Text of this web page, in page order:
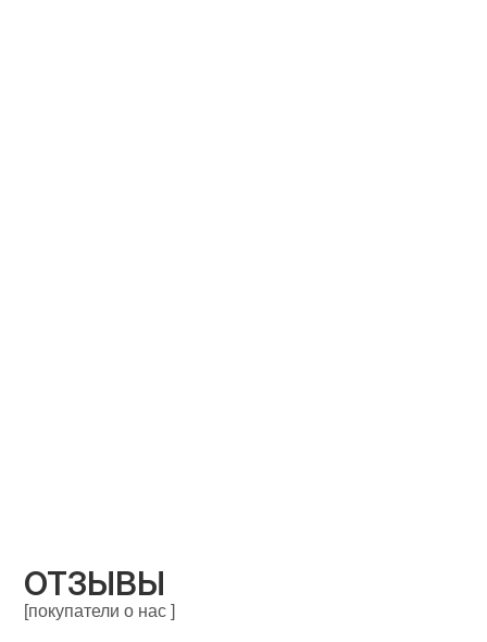
ОТЗЫВЫ
[покупатели о нас ]